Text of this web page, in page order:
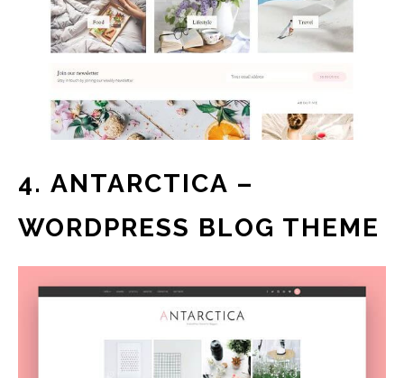
4. ANTARCTICA –
WORDPRESS BLOG THEME